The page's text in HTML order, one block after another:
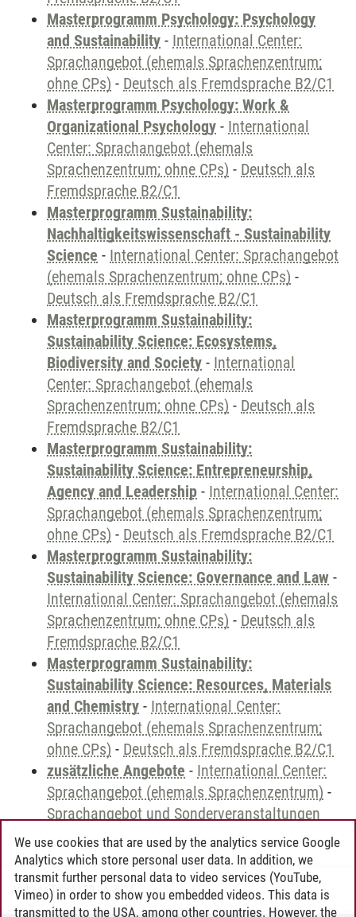
Masterprogramm Psychology: Psychology
and Sustainability - International Center:
Sprachangebot (ehemals Sprachenzentrum;
ohne CPs) - Deutsch als Fremdsprache B2/C1
Masterprogramm Psychology: Work &
Organizational Psychology - International
Center: Sprachangebot (ehemals
Sprachenzentrum; ohne CPs) - Deutsch als
Fremdsprache B2/C1
Masterprogramm Sustainability:
Nachhaltigkeitswissenschaft - Sustainability
Science - International Center: Sprachangebot
(ehemals Sprachenzentrum; ohne CPs) -
Deutsch als Fremdsprache B2/C1
Masterprogramm Sustainability:
Sustainability Science: Ecosystems,
Biodiversity and Society - International
Center: Sprachangebot (ehemals
Sprachenzentrum; ohne CPs) - Deutsch als
Fremdsprache B2/C1
Masterprogramm Sustainability:
Sustainability Science: Entrepreneurship,
Agency and Leadership - International Center:
Sprachangebot (ehemals Sprachenzentrum;
ohne CPs) - Deutsch als Fremdsprache B2/C1
Masterprogramm Sustainability:
Sustainability Science: Governance and Law -
International Center: Sprachangebot (ehemals
Sprachenzentrum; ohne CPs) - Deutsch als
Fremdsprache B2/C1
Masterprogramm Sustainability:
Sustainability Science: Resources, Materials
and Chemistry - International Center:
Sprachangebot (ehemals Sprachenzentrum;
ohne CPs) - Deutsch als Fremdsprache B2/C1
zusätzliche Angebote - International Center:
Sprachangebot (ehemals Sprachenzentrum) -
Sprachangebot und Sonderveranstaltungen
Andreea Tribel 30.06.2024
We use cookies that are used by the analytics service Google
Analytics which store personal user data. In addition, we
transmit further personal data to video services (YouTube,
Vimeo) in order to show you embedded videos. This data is
transmitted to the USA, among other countries. However, the